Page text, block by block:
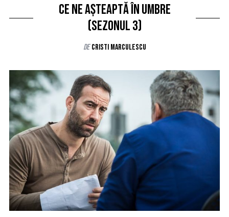
c
Ce ne așteaptă în Umbre
(Sezonul 3)
de Cristi Marculescu